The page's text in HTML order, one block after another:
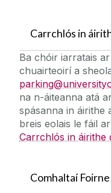
Carrchlós in
Ba chóir iarratais
chuairteoirí a
na n-áiteanna atá
spásanna in áirithe
breis eolais le fáil ar
Carrchlós in áirithe
Comhaltaí